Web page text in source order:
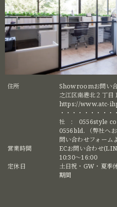
住所
Showroomお問い
之江区南港北２丁目
https://www.atc-
・・・・・・・・
社 : 0556style
0556bld. （弊社へ
問い合わせフォーム
営業時間
ECお問い合わせ
10:30〜16:00
定休日
土日祝・GW・夏季
期間